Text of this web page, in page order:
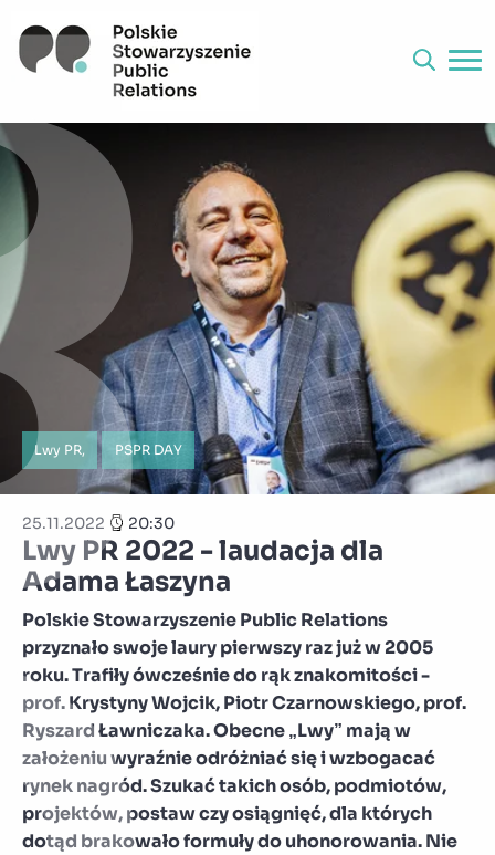
Lwy PR, PSPR DAY
25.11.2022 20:30
Lwy PR 2022 - laudacja dla
Adama Łaszyna
Polskie Stowarzyszenie Public Relations
przyznało swoje laury pierwszy raz już w 2005
roku. Trafiły ówcześnie do rąk znakomitości -
prof. Krystyny Wojcik, Piotr Czarnowskiego, prof.
Ryszard Ławniczaka. Obecne „Lwy” mają w
założeniu wyraźnie odróżniać się i wzbogacać
rynek nagród. Szukać takich osób, podmiotów,
projektów, postaw czy osiągnięć, dla których
dotąd brakowało formuły do uhonorowania. Nie